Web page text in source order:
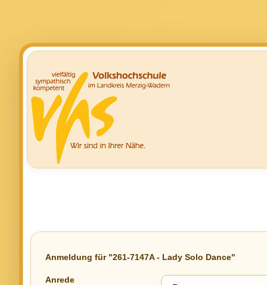
Anmeldung für "261-7147A - Lady Solo Dance"
Anrede